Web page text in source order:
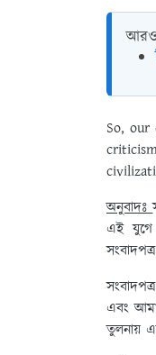
So,
অনুবাদঃ
এই যুগে
এবং
তুলনায়